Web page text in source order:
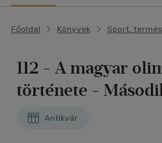
Főoldal Könyvek Sport,
112 - A magyar
története -
Antikvár